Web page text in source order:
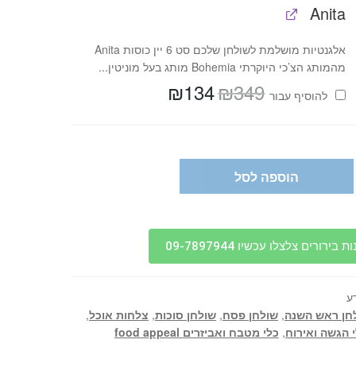
Anita
אלגנטיות מושלמת לשולחן שלכם סט 6 יין כוסות Anita
מהמותג הצ’כי היוקרתי Bohemia מותג בעל מוניטין...
להוסיף⁦⁩ עבור
₪349 המחיר
המקורי₪134
הוספה לסל
בירורים צלצלו עכשיו 09-7897944
ראש השנה,שולחן פסח,שולחן סוכות, צלחות אוכל,
הגשה ואירוח, כלי מטבח ואביזרים food appeal